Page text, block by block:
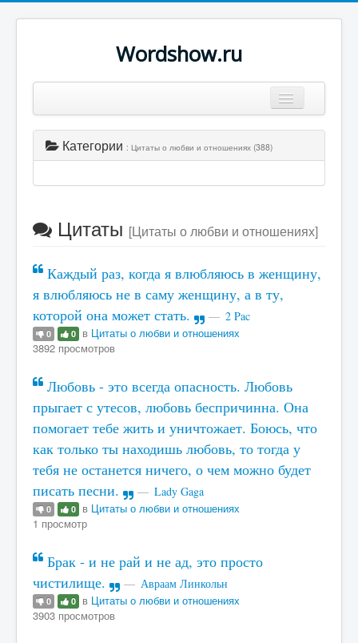
Wordshow.ru
Популярные цитаты
Авторы
Категории : Цитаты о любви и отношениях (388)
Цитаты [Цитаты о любви и отношениях]
Каждый раз, когда я влюбляюсь в женщину,
я влюбляюсь не в саму женщину, а в ту,
которой она может стать.
2 Pac
0 0 в Цитаты о любви и отношениях
3892 просмотров
Любовь - это всегда опасность. Любовь
прыгает с утесов, любовь беспричинна. Она
помогает тебе жить и уничтожает. Боюсь, что
как только ты находишь любовь, то тогда у
тебя не останется ничего, о чем можно будет
писать песни.
Lady Gaga
0 0 в Цитаты о любви и отношениях
1 просмотр
Брак - и не рай и не ад, это просто
чистилище.
Авраам Линкольн
0 0 в Цитаты о любви и отношениях
3903 просмотров